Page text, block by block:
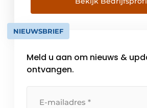
leefbaar te houden. Door de
en grondstoffen te
we een belangrijke stap gezet
NIEUWSBRIEF
Meld u aan om nieuws &
ontvangen.